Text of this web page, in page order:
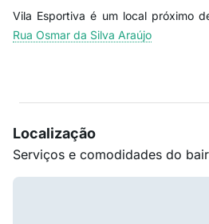
Vila Esportiva é um local próximo
Rua Osmar da Silva Araújo
Localização
Serviços e comodidades do